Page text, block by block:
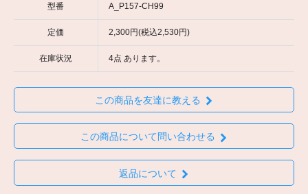
型番 A_P157-CH99
定価 2,300円(税込2,530円)
在庫状況 4点 あります。
この商品を友達に教える
この商品について問い合わせる
返品について